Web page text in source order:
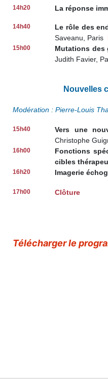
14h20 La réponse
14h40
Le rôle des
Saveanu, Paris
15h00
Mutations des
Judith Favier,
Nouvelles
Modération : Pierre-Louis
15h40
Vers une
Christophe
16h00
Fonctions
cibles
16h20 Imagerie
17h00 Clôture
Télécharger le